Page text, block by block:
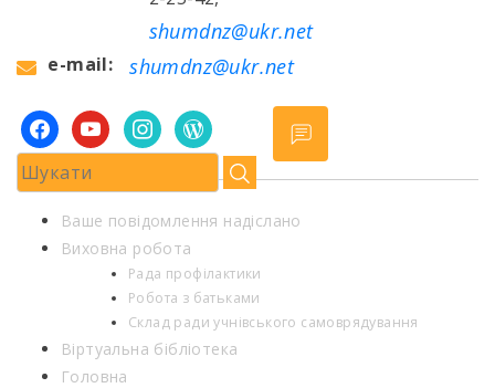
shumdnz@ukr.net
e-mail: shumdnz@ukr.net
facebookyoutubeinstagramwordpress
Ваше повідомлення надіслано
Виховна робота
Рада профілактики
Робота з батьками
Склад ради учнівського самоврядування
Віртуальна бібліотека
Головна